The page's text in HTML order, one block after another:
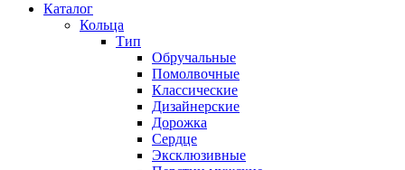
Каталог
Кольца
Тип
Обручальные
Помолвочные
Классические
Дизайнерские
Дорожка
Сердце
Эксклюзивные